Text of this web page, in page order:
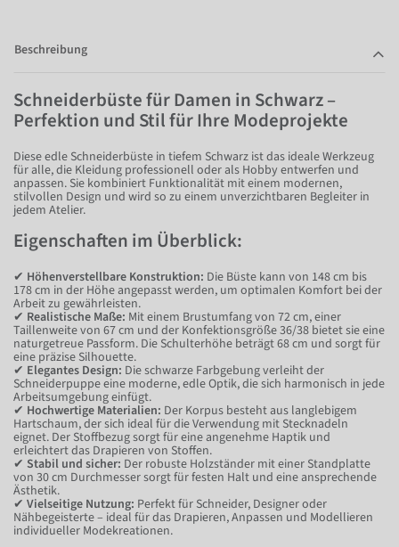
Beschreibung
Schneiderbüste für Damen in Schwarz –
Perfektion und Stil für Ihre Modeprojekte
Diese edle Schneiderbüste in tiefem Schwarz ist das ideale Werkzeug
für alle, die Kleidung professionell oder als Hobby entwerfen und
anpassen. Sie kombiniert Funktionalität mit einem modernen,
stilvollen Design und wird so zu einem unverzichtbaren Begleiter in
jedem Atelier.
Eigenschaften im Überblick:
✔ Höhenverstellbare Konstruktion: Die Büste kann von 148 cm bis
178 cm in der Höhe angepasst werden, um optimalen Komfort bei der
Arbeit zu gewährleisten.
✔ Realistische Maße: Mit einem Brustumfang von 72 cm, einer
Taillenweite von 67 cm und der Konfektionsgröße 36/38 bietet sie eine
naturgetreue Passform. Die Schulterhöhe beträgt 68 cm und sorgt für
eine präzise Silhouette.
✔ Elegantes Design: Die schwarze Farbgebung verleiht der
Schneiderpuppe eine moderne, edle Optik, die sich harmonisch in jede
Arbeitsumgebung einfügt.
✔ Hochwertige Materialien: Der Korpus besteht aus langlebigem
Hartschaum, der sich ideal für die Verwendung mit Stecknadeln
eignet. Der Stoffbezug sorgt für eine angenehme Haptik und
erleichtert das Drapieren von Stoffen.
✔ Stabil und sicher: Der robuste Holzständer mit einer Standplatte
von 30 cm Durchmesser sorgt für festen Halt und eine ansprechende
Ästhetik.
✔ Vielseitige Nutzung: Perfekt für Schneider, Designer oder
Nähbegeisterte – ideal für das Drapieren, Anpassen und Modellieren
individueller Modekreationen.